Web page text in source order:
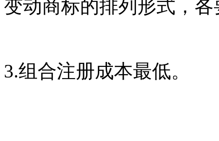
变动商标的排列形式，
3.组合注册成本最低。